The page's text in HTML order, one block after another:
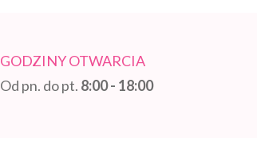
GODZINY OTWARCIA
Od pn. do pt. 8:00 - 18:00